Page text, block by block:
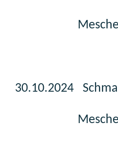
Meschede-
30.10.2024
Meschede-